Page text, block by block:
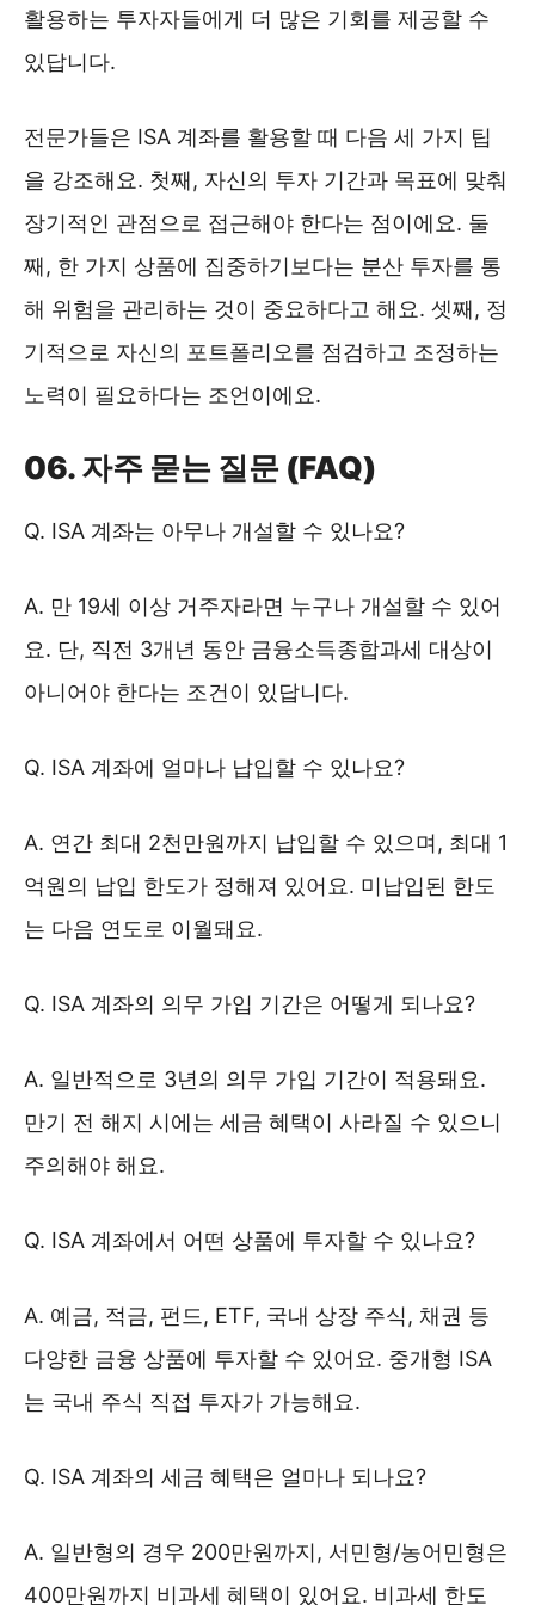
활용하는 투자자들에게 더 많은 기회를 제공할 수
있답니다.
전문가들은 ISA 계좌를 활용할 때 다음 세 가지 팁
을 강조해요. 첫째, 자신의 투자 기간과 목표에 맞춰
장기적인 관점으로 접근해야 한다는 점이에요. 둘
째, 한 가지 상품에 집중하기보다는 분산 투자를 통
해 위험을 관리하는 것이 중요하다고 해요. 셋째, 정
기적으로 자신의 포트폴리오를 점검하고 조정하는
노력이 필요하다는 조언이에요.
06. 자주 묻는 질문 (FAQ)
Q. ISA 계좌는 아무나 개설할 수 있나요?
A. 만 19세 이상 거주자라면 누구나 개설할 수 있어
요. 단, 직전 3개년 동안 금융소득종합과세 대상이
아니어야 한다는 조건이 있답니다.
Q. ISA 계좌에 얼마나 납입할 수 있나요?
A. 연간 최대 2천만원까지 납입할 수 있으며, 최대 1
억원의 납입 한도가 정해져 있어요. 미납입된 한도
는 다음 연도로 이월돼요.
Q. ISA 계좌의 의무 가입 기간은 어떻게 되나요?
A. 일반적으로 3년의 의무 가입 기간이 적용돼요.
만기 전 해지 시에는 세금 혜택이 사라질 수 있으니
주의해야 해요.
Q. ISA 계좌에서 어떤 상품에 투자할 수 있나요?
A. 예금, 적금, 펀드, ETF, 국내 상장 주식, 채권 등
다양한 금융 상품에 투자할 수 있어요. 중개형 ISA
는 국내 주식 직접 투자가 가능해요.
Q. ISA 계좌의 세금 혜택은 얼마나 되나요?
A. 일반형의 경우 200만원까지, 서민형/농어민형은
400만원까지 비과세 혜택이 있어요. 비과세 한도